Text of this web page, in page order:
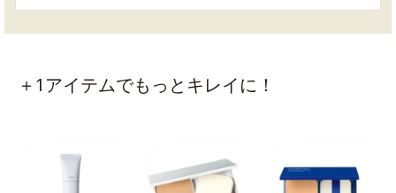
＋1アイテムでもっとキレイに！